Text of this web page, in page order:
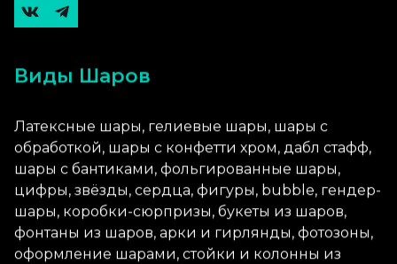
Виды Шаров
Латексные шары, гелиевые шары, шары с
обработкой, шары с конфетти хром, дабл стафф,
шары с бантиками, фольгированные шары,
цифры, звёзды, сердца, фигуры, bubble, гендер-
шары, коробки-сюрпризы, букеты из шаров,
фонтаны из шаров, арки и гирлянды, фотозоны,
оформление шарами, стойки и колонны из